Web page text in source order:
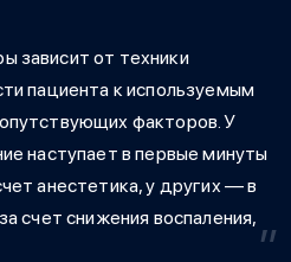
зависит от техники
пациента к используемым
факторов. У
наступает в первые минуты
анестетика, у других — в
счет снижения воспаления,